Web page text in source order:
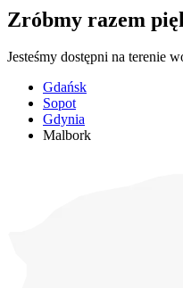
Zróbmy razem
Jesteśmy dostępni na terenie
Gdańsk
Sopot
Gdynia
Malbork